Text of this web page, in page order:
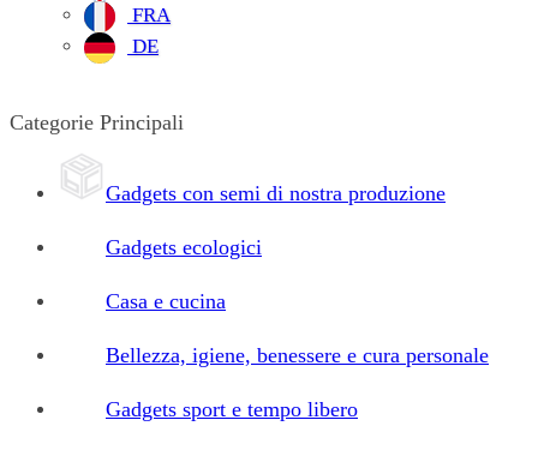
FRA
DE
Categorie Principali
Gadgets con semi di nostra produzione
Gadgets ecologici
Casa e cucina
Bellezza, igiene, benessere e cura personale
Gadgets sport e tempo libero